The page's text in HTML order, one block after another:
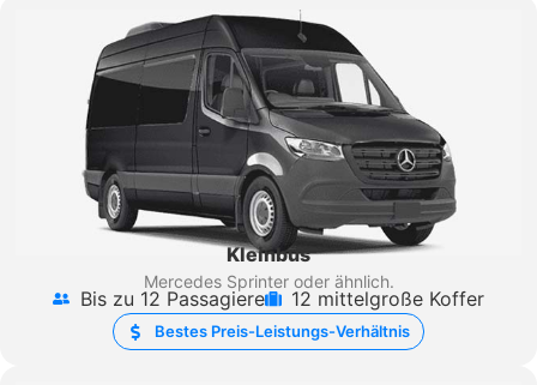
Kleinbus
Mercedes Sprinteroder ähnlich.
Bis zu 12 Passagiere 12 mittelgroße Koffer
Bestes Preis-Leistungs-Verhältnis